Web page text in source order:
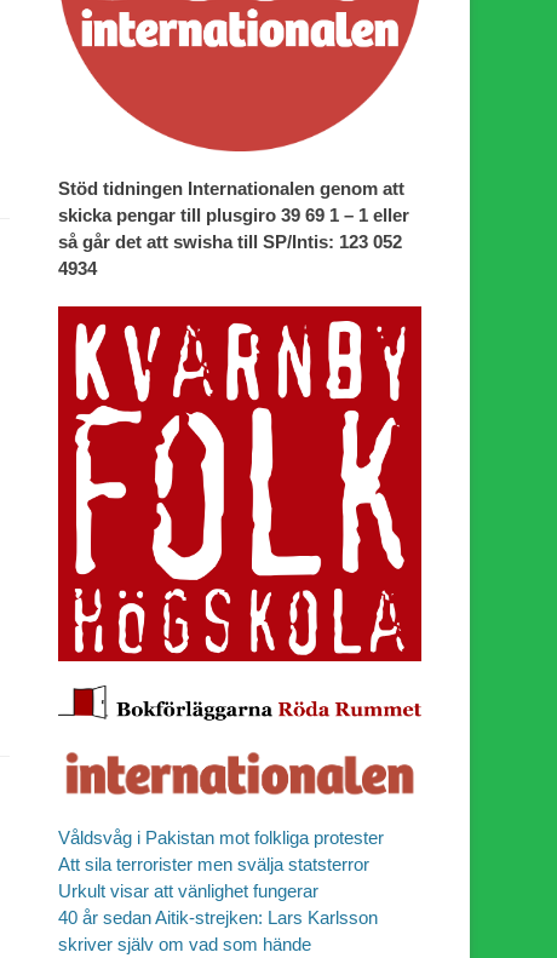
Stöd tidningen Internationalen genom att
skicka pengar till plusgiro 39 69 1 – 1 eller
så går det att swisha till SP/Intis: 123 052
4934
Våldsvåg i Pakistan mot folkliga protester
Att sila terrorister men svälja statsterror
Urkult visar att vänlighet fungerar
40 år sedan Aitik-strejken: Lars Karlsson
skriver själv om vad som hände